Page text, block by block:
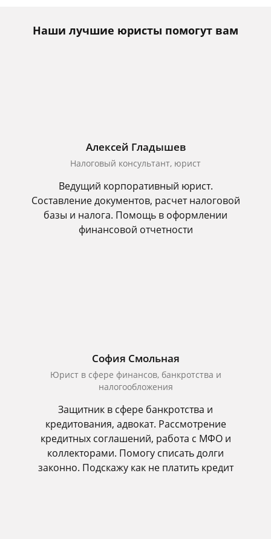
Наши лучшие юристы помогут вам
Алексей Гладышев
Налоговый консультант, юрист
Ведущий корпоративный юрист.
Составление документов, расчет налоговой
базы и налога. Помощь в оформлении
финансовой отчетности
София Смольная
Юрист в сфере финансов, банкротства и
налогообложения
Защитник в сфере банкротства и
кредитования, адвокат. Рассмотрение
кредитных соглашений, работа с МФО и
коллекторами. Помогу списать долги
законно. Подскажу как не платить кредит